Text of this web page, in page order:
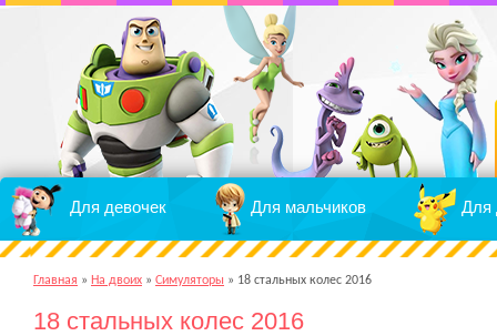
Для девочек Для мальчиков Для
Главная » На двоих » Симуляторы » 18 стальных колес 2016
18 стальных колес 2016